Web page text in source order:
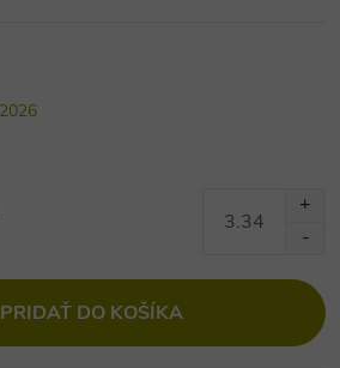
PRIDAŤ DO KOŠÍKA